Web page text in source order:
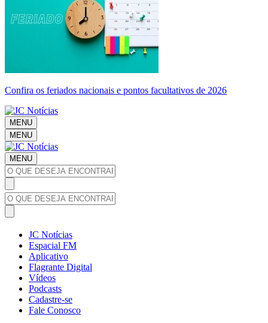
Confira os feriados nacionais e pontos facultativos de 2026
MENU
MENU
MENU
JC Notícias
Espacial FM
Aplicativo
Flagrante Digital
Vídeos
Podcasts
Cadastre-se
Fale Conosco